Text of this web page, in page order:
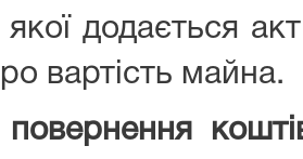
додається
вартість майна.